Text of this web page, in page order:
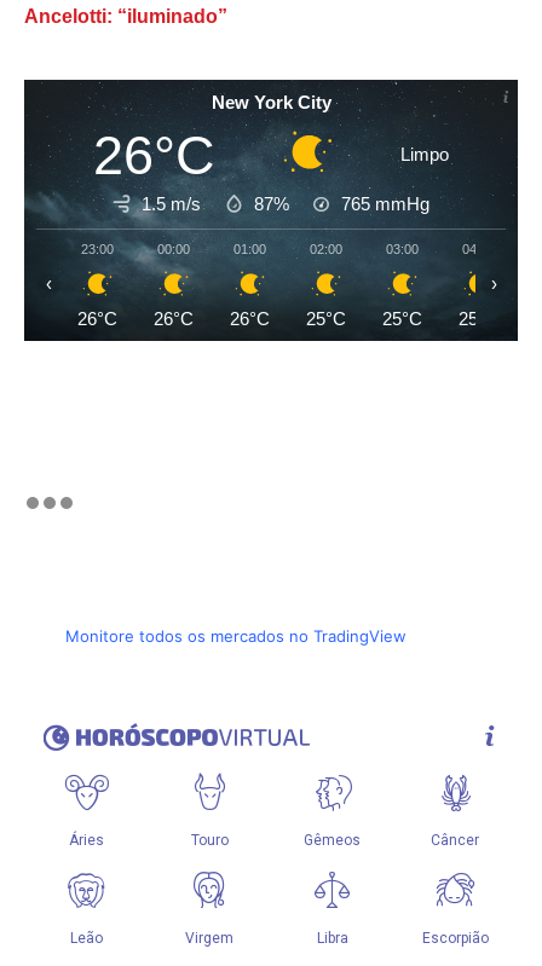
Ancelotti: “iluminado”
New York City
26°C Limpo
1.5 m/s 87% 765 mmHg
23:00
26°C
00:00
26°C
01:00
26°C
02:00
25°C
03:00
25°C
04:00
25°C
‹ ›
Monitore todos os mercados no TradingView